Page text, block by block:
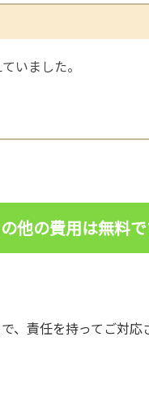
いました。
他の費用は無料で
、責任を持ってご対応